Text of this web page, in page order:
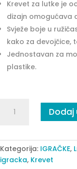
Krevet za lutke je
dizajn omogućava
Svježe boje u
kako za devojčice,
Jednostavan za
plastike.
quantity
Dodaj
Kategorija: IGRAČKE,
igracka, Krevet